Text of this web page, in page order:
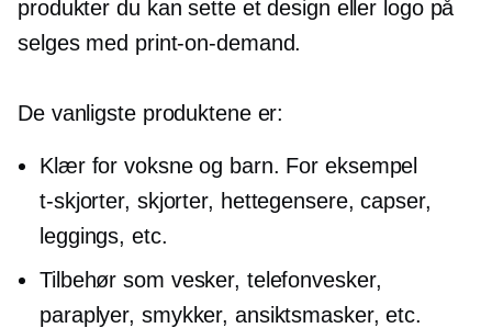
produkter du kan sette et design eller logo på
selges med print-on-demand.
De vanligste produktene er:
Klær for voksne og barn. For eksempel
t-skjorter, skjorter, hettegensere, capser,
leggings, etc.
Tilbehør som vesker, telefonvesker,
paraplyer, smykker, ansiktsmasker, etc.